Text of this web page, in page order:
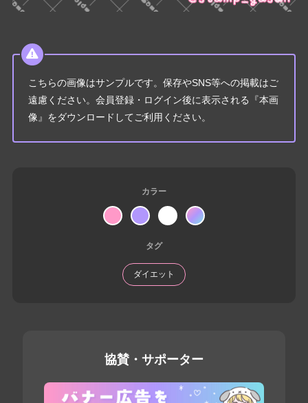
こちらの画像はサンプルです。保存やSNS等への掲載はご
遠慮ください。会員登録・ログイン後に表示される『本画
像』をダウンロードしてご利用ください。
カラー
タグ
ダイエット
協賛・サポーター